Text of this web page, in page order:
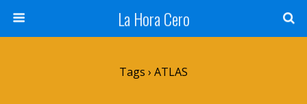
La Hora Cero
Tags › ATLAS